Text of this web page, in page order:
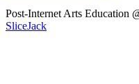
Post-Internet Arts Education
SliceJack